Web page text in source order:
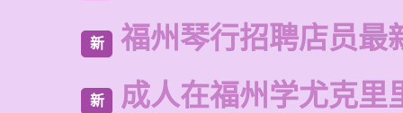
新 福州琴行招聘店员最
新 成人在福州学尤克里